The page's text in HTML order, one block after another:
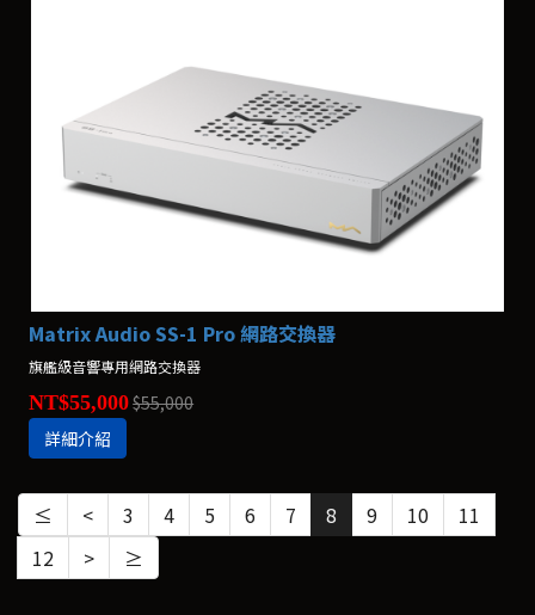
Matrix Audio SS-1 Pro 網路交換器
旗艦級音響專用網路交換器
NT$55,000$55,000
詳細介紹
≤ < 3 4 5 6 7 8 9 10
11
12
> ≥